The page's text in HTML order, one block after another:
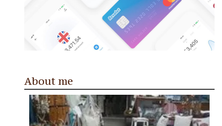
About me